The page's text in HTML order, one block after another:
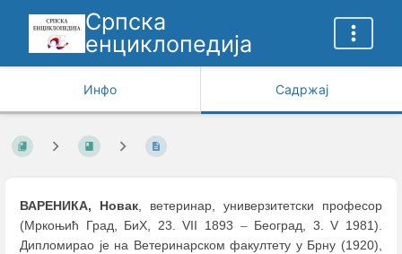
Српска
енциклопедија
Инфо Садржај
ВАРЕНИКА, Новак, ветеринар, универзитетски професор
(Мркоњић Град, БиХ, 23. VII 1893 –Београд, 3. V 1981).
Дипломирао је на Ветеринарском факултету у Брну (1920),